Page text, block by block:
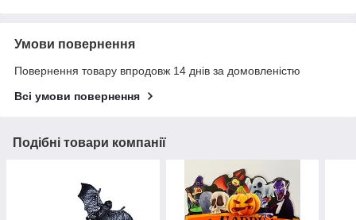
Умови повернення
Повернення товару впродовж 14 днів за домовленістю
Всі умови повернення
Подібні товари компанії